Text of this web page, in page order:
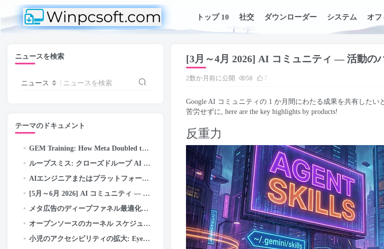
トップ 10 社交 ダウンローダー システム オフ
[3月～4月 2026] AI コミュニティ — 活動の
2数か月前に公開 58 7
Google AI コミュニティの 1 か月間にわたる成果を共有した
苦労せずに, here are the key highlights by products!
反重力
ニュースを検索
ニュース ニュースを検索
テーマのドキュメント
GEM Training: How Meta Doubled the Efficiency of Its LLM-Scale Ads Foundation Model
ループスミス: クローズドループ AI エンジニアリング — 自己修正パイプラインの自律/目標実行…
AIエンジニアまたはプラットフォームエンジニア? この紛らわしい新しい役職問題を誰も説明していない (2026 ガイド)
[5月～6月 2026] AI コミュニティ — 活動のハイライトと成果
メタ広告のディープファネル最適化のための階層的な関心表現の探求
オープンソースのカーネル スケジューラを使用したメタ広告サービスの最新化
小児のアクセシビリティの拡大: Eye Aim Arena が Google WebAI エコシステムを活用する方法- LiteRT.js